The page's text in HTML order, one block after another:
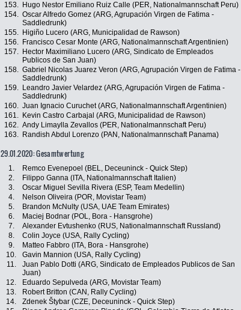
153. Hugo Nestor Emiliano Ruiz Calle (PER, Nationalmannschaft Peru)
154. Oscar Alfredo Gomez (ARG, Agrupación Virgen de Fatima -
Saddledrunk)
155. Higiño Lucero (ARG, Municipalidad de Rawson)
156.
Francisco Cesar Monte (ARG, Nationalmannschaft Argentinien)
157.
Hector Maximiliano Lucero (ARG, Sindicato de Empleados
Publicos de San Juan)
158. Gabriel Nicolas Juarez Veron (ARG, Agrupación Virgen de Fatima -
Saddledrunk)
159.
Leandro Javier Velardez (ARG, Agrupación Virgen de Fatima -
Saddledrunk)
160. Juan Ignacio Curuchet (ARG, Nationalmannschaft Argentinien)
161.
Kevin Castro Carbajal (ARG, Municipalidad de Rawson)
162. Andy Limaylla Zevallos (PER, Nationalmannschaft Peru)
163.
Randish Abdul Lorenzo (PAN, Nationalmannschaft Panama)
29.01.2020: Gesamtwertung
1. Remco Evenepoel (BEL, Deceuninck - Quick Step)
2.
Filippo Ganna (ITA, Nationalmannschaft Italien)
3.
Oscar Miguel Sevilla Rivera (ESP, Team Medellin)
4.
Nelson Oliveira (POR, Movistar Team)
5.
Brandon McNulty (USA, UAE Team Emirates)
6.
Maciej Bodnar (POL, Bora - Hansgrohe)
7.
Alexander Evtushenko (RUS, Nationalmannschaft Russland)
8.
Colin Joyce (USA, Rally Cycling)
9.
Matteo Fabbro (ITA, Bora - Hansgrohe)
10.
Gavin Mannion (USA, Rally Cycling)
11.
Juan Pablo Dotti (ARG, Sindicato de Empleados Publicos de San
Juan)
12. Eduardo Sepulveda (ARG, Movistar Team)
13.
Robert Britton (CAN, Rally Cycling)
14.
Zdenek Štybar (CZE, Deceuninck - Quick Step)